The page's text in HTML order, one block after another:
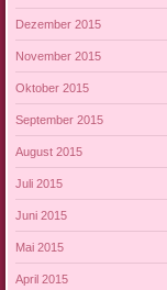
Dezember 2015
November 2015
Oktober 2015
September 2015
August 2015
Juli 2015
Juni 2015
Mai 2015
April 2015